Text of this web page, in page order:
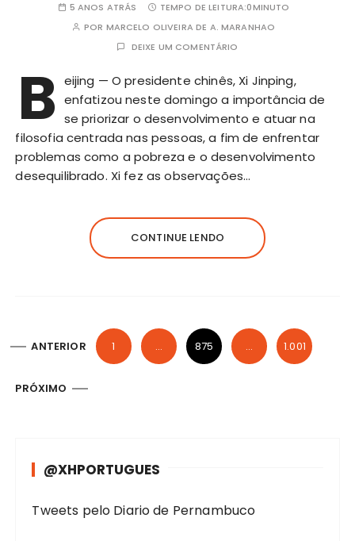
5 ANOS ATRÁS TEMPO DE LEITURA:0MINUTO
POR MARCELO OLIVEIRA DE A. MARANHAO
DEIXE UM COMENTÁRIO
B eijing — O presidente chinês, Xi Jinping,
enfatizou neste domingo a importância de
se priorizar o desenvolvimento e atuar na
filosofia centrada nas pessoas, a fim de enfrentar
problemas como a pobreza e o desenvolvimento
desequilibrado. Xi fez as observações…
CONTINUE LENDO
g
ANTERIOR 1 … 875 … 1.001
PRÓXIMO
@XHPORTUGUES
Tweets pelo Diario de Pernambuco